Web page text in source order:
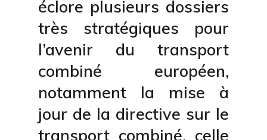
éclore plusieurs dossiers
très stratégiques pour
l’avenir du transport
combiné européen,
notamment la mise à
jour de la directive sur le
transport combiné, celle